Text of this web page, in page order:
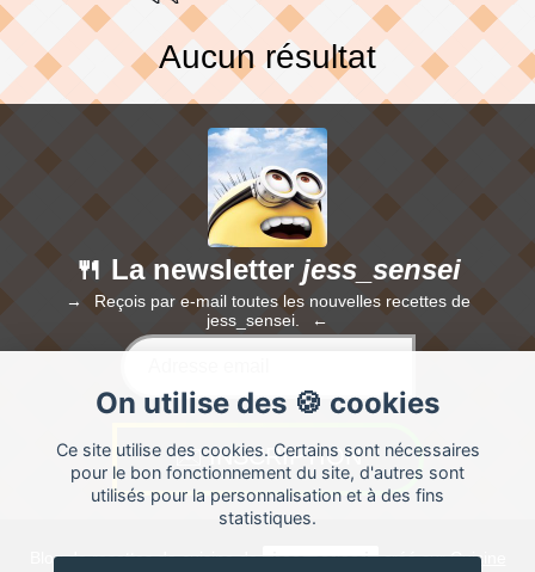
Aucun résultat
On utilise des 🍪 cookies
Ce site utilise des cookies. Certains sont nécessaires
pour le bon fonctionnement du site, d'autres sont
utilisés pour la personnalisation et à des fins
statistiques.
🍴 La newsletter jess_sensei
Reçois par e-mail toutes les nouvelles recettes de
jess_sensei.
Blog de recettes de cuisine de jess_sensei créé surCuisine